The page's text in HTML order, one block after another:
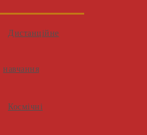
Дистанційне
навчання
Космічні